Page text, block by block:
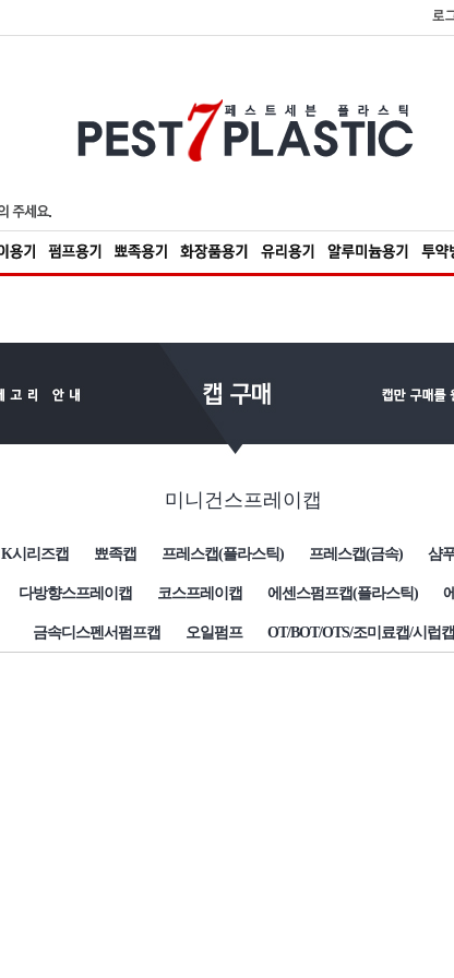
미니건스프레이캡
K시리즈캡 뾰족캡 프레스캡(플라스틱) 프레스캡(금속) 샴
다방향스프레이캡 코스프레이캡 에센스펌프캡(플라스틱)
금속디스펜서펌프캡 오일펌프 OT/BOT/OTS/조미료캡/시럽캡